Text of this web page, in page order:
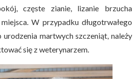
częste zianie, lizanie brzucha
W przypadku długotrwałego
martwych szczeniąt, należy
się z weterynarzem.